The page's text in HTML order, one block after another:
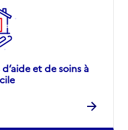
et de soins à